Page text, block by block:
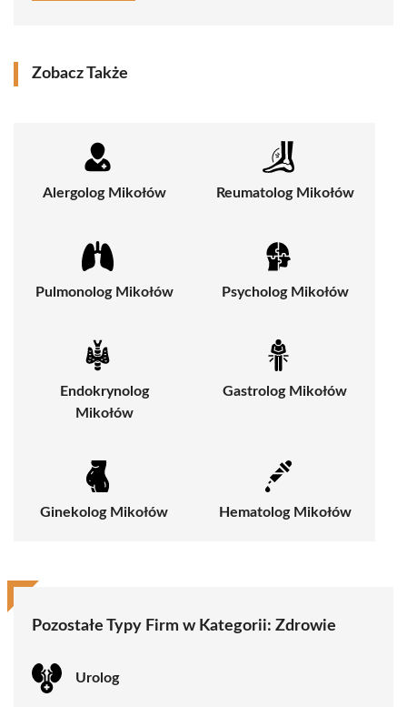
Zobacz Także
Alergolog Mikołów Reumatolog Mikołów
Pulmonolog Mikołów Psycholog Mikołów
Endokrynolog
Mikołów
Gastrolog Mikołów
Ginekolog Mikołów Hematolog Mikołów
Pozostałe Typy Firm w Kategorii: Zdrowie
Urolog